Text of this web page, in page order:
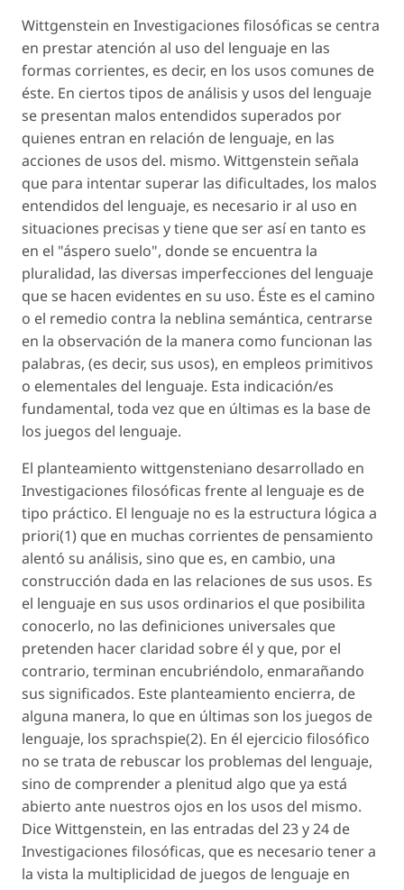
Wittgenstein en Investigaciones filosóficas se centra
en prestar atención al uso del lenguaje en las
formas corrientes, es decir, en los usos comunes de
éste. En ciertos tipos de análisis y usos del lenguaje
se presentan malos entendidos superados por
quienes entran en relación de lenguaje, en las
acciones de usos del. mismo. Wittgenstein señala
que para intentar superar las dificultades, los malos
entendidos del lenguaje, es necesario ir al uso en
situaciones precisas y tiene que ser así en tanto es
en el "áspero suelo", donde se encuentra la
pluralidad, las diversas imperfecciones del lenguaje
que se hacen evidentes en su uso. Éste es el camino
o el remedio contra la neblina semántica, centrarse
en la observación de la manera como funcionan las
palabras, (es decir, sus usos), en empleos primitivos
o elementales del lenguaje. Esta indicación/es
fundamental, toda vez que en últimas es la base de
los juegos del lenguaje.
El planteamiento wittgensteniano desarrollado en
Investigaciones filosóficas frente al lenguaje es de
tipo práctico. El lenguaje no es la estructura lógica a
priori(1) que en muchas corrientes de pensamiento
alentó su análisis, sino que es, en cambio, una
construcción dada en las relaciones de sus usos. Es
el lenguaje en sus usos ordinarios el que posibilita
conocerlo, no las definiciones universales que
pretenden hacer claridad sobre él y que, por el
contrario, terminan encubriéndolo, enmarañando
sus significados. Este planteamiento encierra, de
alguna manera, lo que en últimas son los juegos de
lenguaje, los sprachspie(2). En él ejercicio filosófico
no se trata de rebuscar los problemas del lenguaje,
sino de comprender a plenitud algo que ya está
abierto ante nuestros ojos en los usos del mismo.
Dice Wittgenstein, en las entradas del 23 y 24 de
Investigaciones filosóficas, que es necesario tener a
la vista la multiplicidad de juegos de lenguaje en